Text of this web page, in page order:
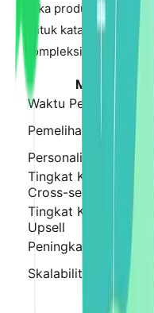
"Jika produk =
untuk katalog kecil
kompleksitas.
Metrik
Waktu Pengaturan
Pemeliharaan
Personalisasi
Tingkat Keterikatan
Cross-sell
Tingkat Konversi
Upsell
Peningkatan AOV
Skalabilitas